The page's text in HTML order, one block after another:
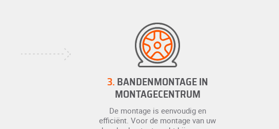
3. BANDENMONTAGE IN
MONTAGECENTRUM
De montage is eenvoudig en
efficiënt. Voor de montage van uw